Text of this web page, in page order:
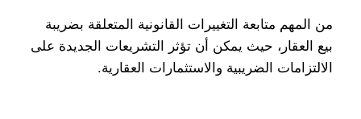
من المهم متابعة التغييرات القانونية المتعلقة بضريبة
بيع العقار، حيث يمكن أن تؤثر التشريعات الجديدة على
الالتزامات الضريبية والاستثمارات العقارية.